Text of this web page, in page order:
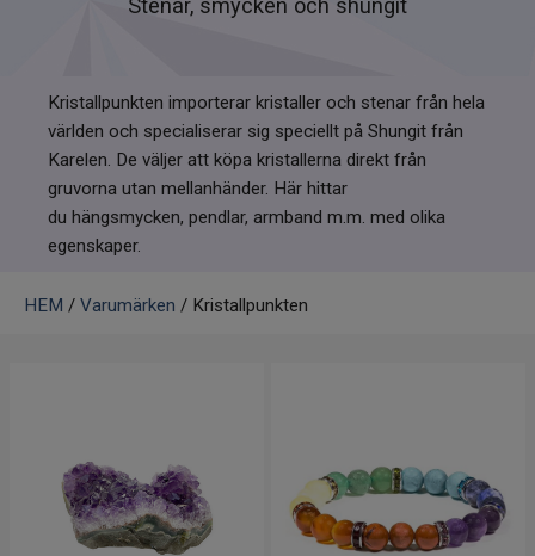
Hudvård
Kristaller
Infrarött Ljus
Vattenrening & Övrigt
Stenar, smycken och shungit
Kristallpunkten importerar kristaller och stenar från hela
världen och specialiserar sig speciellt på Shungit från
Karelen. De väljer att köpa kristallerna direkt från
gruvorna utan mellanhänder. Här hittar
du hängsmycken, pendlar, armband m.m. med olika
egenskaper.
HEM / Varumärken / Kristallpunkten